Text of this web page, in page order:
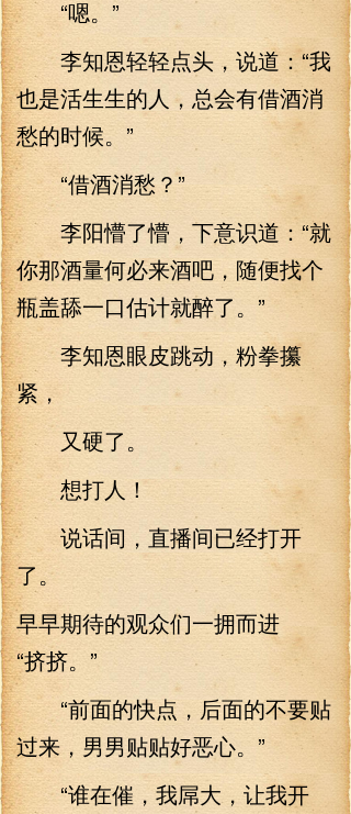
“嗯。”
李知恩轻轻点头，说道：“我
也是活生生的人，总会有借酒消
愁的时候。”
“借酒消愁？”
李阳懵了懵，下意识道：“就
你那酒量何必来酒吧，随便找个
瓶盖舔一口估计就醉了。”
李知恩眼皮跳动，粉拳攥
紧，
又硬了。
想打人！
说话间，直播间已经打开
了。
早早期待的观众们一拥而进
“挤挤。”
“前面的快点，后面的不要贴
过来，男男贴贴好恶心。”
“谁在催，我屌大，让我开